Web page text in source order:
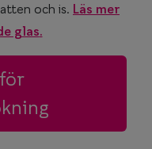
och is. Läs mer
glas.